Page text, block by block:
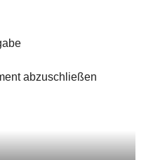
abzuschließen